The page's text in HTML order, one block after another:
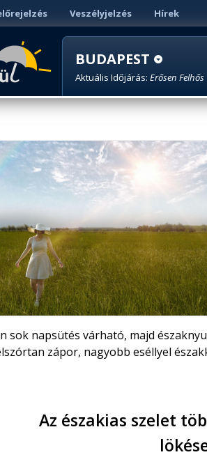
Veszélyjelzés Hírek
BUDAPEST
Aktuális Időjárás: Erősen Felhős
sok napsütés várható, majd
zápor, nagyobb eséllyel
Az északias szelet